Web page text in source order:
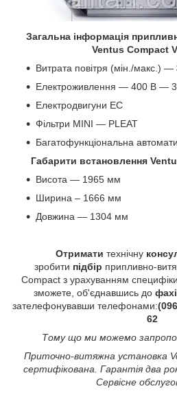
Загальна інформація
Ventus Compact
Витрата повітря (мін./макс.) —
Електроживлення — 400 В —
Електродвигуни EC
Фільтри MINI — PLEAT
Багатофункціональна
Габарити встановлення
Висота — 1965 мм
Ширина – 1666 мм
Довжина — 1304 мм
Отримати технічну
зробити підбір припливно-
Compact з урахуванням
зможете, об'єднавшись до
зателефонувавши телефонами:
62
Тому що ми можемо
Приточно-витяжна установка
сертифікована. Гарантія два
Сервісне